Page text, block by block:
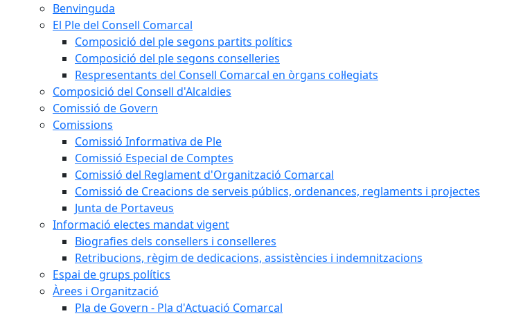
Benvinguda
El Ple del Consell Comarcal
Composició del ple segons partits polítics
Composició del ple segons conselleries
Respresentants del Consell Comarcal en òrgans col·legiats
Composició del Consell d'Alcaldies
Comissió de Govern
Comissions
Comissió Informativa de Ple
Comissió Especial de Comptes
Comissió del Reglament d'Organització Comarcal
Comissió de Creacions de serveis públics, ordenances, reglaments i projectes
Junta de Portaveus
Informació electes mandat vigent
Biografies dels consellers i conselleres
Retribucions, règim de dedicacions, assistències i indemnitzacions
Espai de grups polítics
Àrees i Organització
Pla de Govern - Pla d'Actuació Comarcal